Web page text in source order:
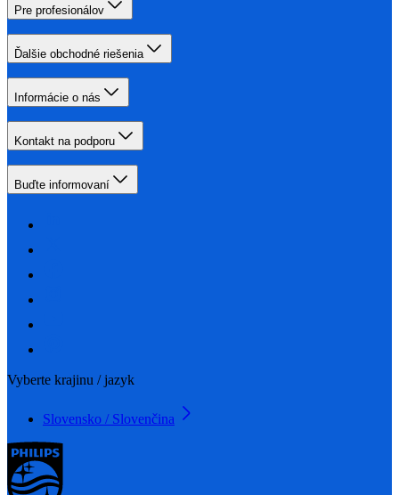
Pre profesionálov
Ďalšie obchodné riešenia
Informácie o nás
Kontakt na podporu
Buďte informovaní
Vyberte krajinu / jazyk
Slovensko / Slovenčina